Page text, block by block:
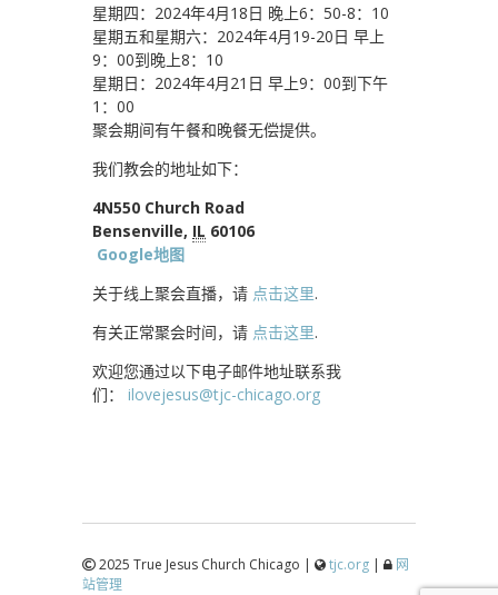
星期四：2024年4月18日 晚上6：50-8：10
星期五和星期六：2024年4月19-20日 早上
9：00到晚上8：10
星期日：2024年4月21日 早上9：00到下午
1：00
聚会期间有午餐和晚餐无偿提供。
我们教会的地址如下：
4N550 Church Road
Bensenville, IL 60106
Google地图
关于线上聚会直播，请 点击这里.
有关正常聚会时间，请 点击这里.
欢迎您通过以下电子邮件地址联系我
们： ilovejesus@tjc-chicago.org
2025 True Jesus Church Chicago | tjc.org|
网
站管理